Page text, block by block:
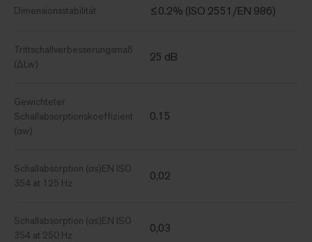
Dimensionsstabilität ≤0.2% (ISO 2551/EN 986)
Trittschallverbesserungsmaß
(ΔLw)
25 dB
Gewichteter
Schallabsorptionskoeffizient
(αw)
0.15
Schallabsorption (αs)EN ISO
354 at 125 Hz
0,02
Schallabsorption (αs)EN ISO
354 at 250 Hz
0,03